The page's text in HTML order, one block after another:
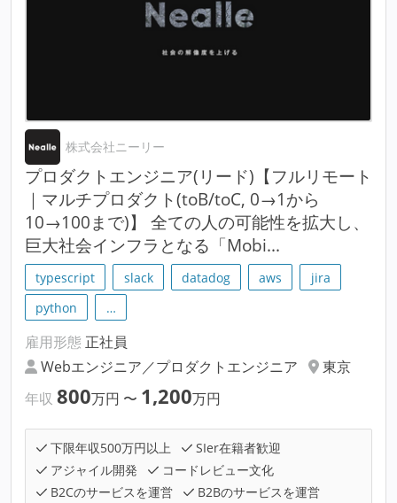
株式会社ニーリー
プロダクトエンジニア(リード)【フルリモート
｜マルチプロダクト(toB/toC, 0→1から
10→100まで)】 全ての人の可能性を拡大し、
巨大社会インフラとなる「Mobi...
typescript slack datadog aws
jira
python
…
雇用形態 正社員
Webエンジニア／プロダクトエンジニア
東京
年収 800万円 〜 1,200万円
下限年収500万円以上
SIer在籍者歓迎
アジャイル開発
コードレビュー文化
B2Cのサービスを運営
B2Bのサービスを運営